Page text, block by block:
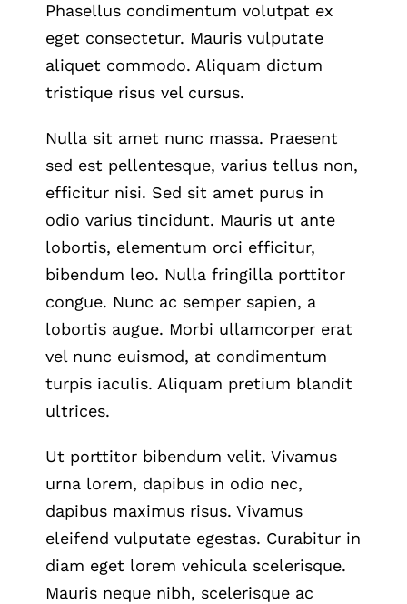
Phasellus condimentum volutpat ex
eget consectetur. Mauris vulputate
aliquet commodo. Aliquam dictum
tristique risus vel cursus.
Nulla sit amet nunc massa. Praesent
sed est pellentesque, varius tellus non,
efficitur nisi. Sed sit amet purus in
odio varius tincidunt. Mauris ut ante
lobortis, elementum orci efficitur,
bibendum leo. Nulla fringilla porttitor
congue. Nunc ac semper sapien, a
lobortis augue. Morbi ullamcorper erat
vel nunc euismod, at condimentum
turpis iaculis. Aliquam pretium blandit
ultrices.
Ut porttitor bibendum velit. Vivamus
urna lorem, dapibus in odio nec,
dapibus maximus risus. Vivamus
eleifend vulputate egestas. Curabitur in
diam eget lorem vehicula scelerisque.
Mauris neque nibh, scelerisque ac